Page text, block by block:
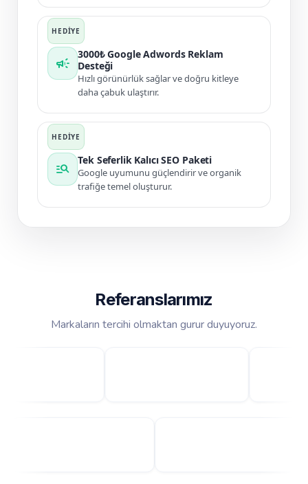
campaign
3000₺ Google Adwords Reklam
Desteği
Hızlı görünürlük sağlar ve doğru kitleye
daha çabuk ulaştırır.
manage_search
Tek Seferlik Kalıcı SEO Paketi
Google uyumunu güçlendirir ve organik
trafiğe temel oluşturur.
Referanslarımız
Markaların tercihi olmaktan gurur duyuyoruz.